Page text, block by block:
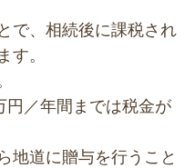
で、相続後に課税され
す。
円／年間までは税金が
地道に贈与を行うこと